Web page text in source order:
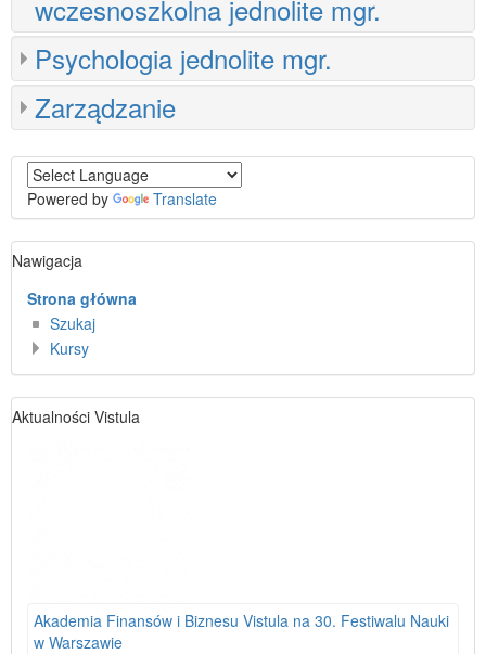
wczesnoszkolna jednolite mgr.
Psychologia jednolite mgr.
Zarządzanie
Powered by Translate
Pomiń
Nawigacja
Nawigacja
Strona główna
Szukaj
Kursy
Pomiń
Aktualności
Aktualności Vistula
Akademia Finansów i Biznesu Vistula na 30. Festiwalu Nauki
w Warszawie